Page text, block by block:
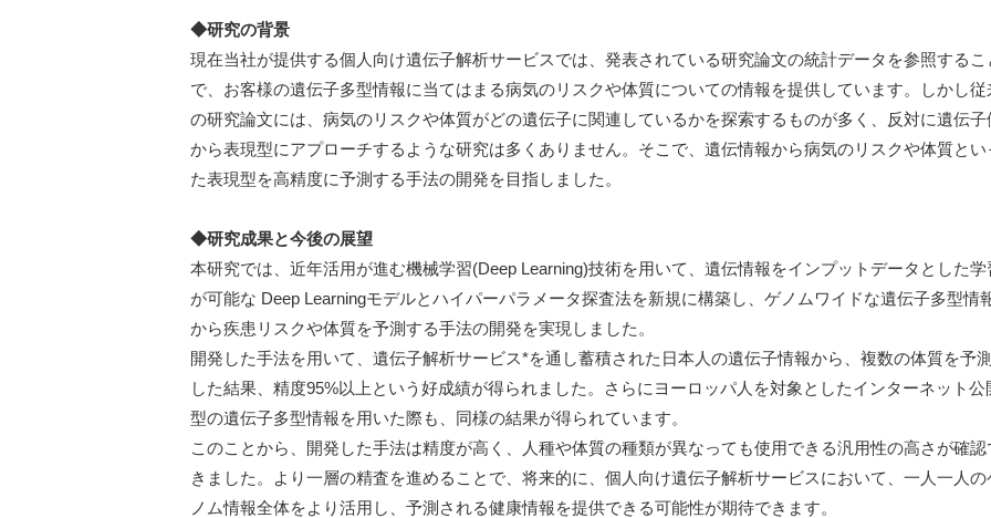
◆研究の背景
現在当社が提供する個人向け遺伝子解析サービスでは、発表されている研究論文の統計データを参照するこ
で、お客様の遺伝子多型情報に当てはまる病気のリスクや体質についての情報を提供しています。しかし従
の研究論文には、病気のリスクや体質がどの遺伝子に関連しているかを探索するものが多く、反対に遺伝子
から表現型にアプローチするような研究は多くありません。そこで、遺伝情報から病気のリスクや体質とい
た表現型を高精度に予測する手法の開発を目指しました。
◆研究成果と今後の展望
本研究では、近年活用が進む機械学習(Deep Learning)技術を用いて、遺伝情報をインプットデータとした学
が可能な Deep Learningモデルとハイパーパラメータ探査法を新規に構築し、ゲノムワイドな遺伝子多型情
から疾患リスクや体質を予測する手法の開発を実現しました。
開発した手法を用いて、遺伝子解析サービス*を通し蓄積された日本人の遺伝子情報から、複数の体質を予測
した結果、精度95%以上という好成績が得られました。さらにヨーロッパ人を対象としたインターネット公
型の遺伝子多型情報を用いた際も、同様の結果が得られています。
このことから、開発した手法は精度が高く、人種や体質の種類が異なっても使用できる汎用性の高さが確認
きました。より一層の精査を進めることで、将来的に、個人向け遺伝子解析サービスにおいて、一人一人の
ノム情報全体をより活用し、予測される健康情報を提供できる可能性が期待できます。